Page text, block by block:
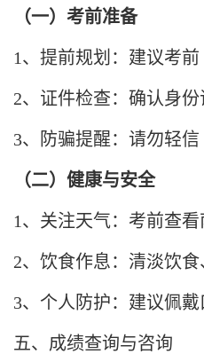
（一）考前准备
1、提前规划：建议考
2、证件检查：确认身
3、防骗提醒：请勿轻信
（二）健康与安全
1、关注天气：考前查
2、饮食作息：清淡饮
3、个人防护：建议佩
五、成绩查询与咨询